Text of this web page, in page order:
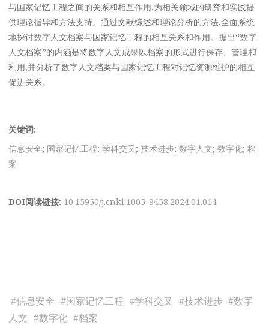
与国家记忆工程之间的关系和相互作用,为相关领域的研究和实践提
供理论指导和方法支持。通过文献综述和理论分析的方法,全面系统
地探讨数字人文档案与国家记忆工程的相互关系和作用。提出“数字
人文档案”的内涵是将数字人文成果以档案的形式进行保存、管理和
利用,并分析了数字人文档案与国家记忆工程对记忆资源维护的相互
促进关系。
关键词:
信息安全; 国家记忆工程;学科交叉 ;技术进步;数字人文;数字化;档
案
DOI阅读链接: 10.15950/j.cnki.1005-9458.2024.01.014
#信息安全 #国家记忆工程 #学科交叉 #技术进步 #数字
人文 #数字化 #档案